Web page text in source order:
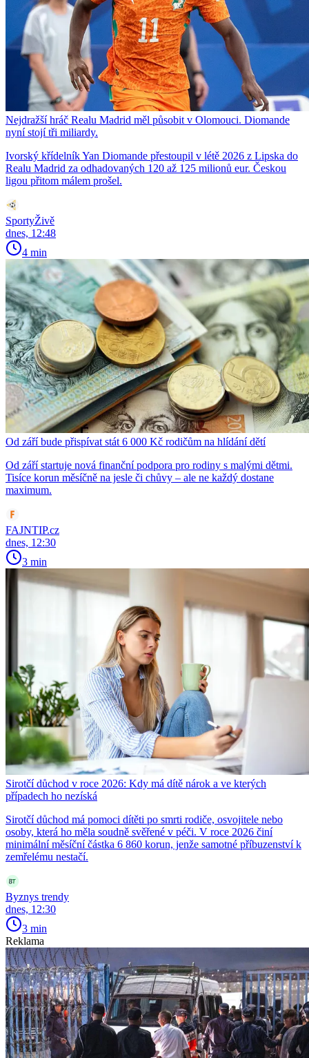
Nejdražší hráč Realu Madrid měl působit v Olomouci. Diomande
nyní stojí tři miliardy.
Ivorský křídelník Yan Diomande přestoupil v létě 2026 z Lipska do
Realu Madrid za odhadovaných 120 až 125 milionů eur. Českou
ligou přitom málem prošel.
SportyŽivě
dnes, 12:48
4 min
Od září bude přispívat stát 6 000 Kč rodičům na hlídání dětí
Od září startuje nová finanční podpora pro rodiny s malými dětmi.
Tisíce korun měsíčně na jesle či chůvy – ale ne každý dostane
maximum.
FAJNTIP.cz
dnes, 12:30
3 min
Sirotčí důchod v roce 2026: Kdy má dítě nárok a ve kterých
případech ho nezíská
Sirotčí důchod má pomoci dítěti po smrti rodiče, osvojitele nebo
osoby, která ho měla soudně svěřené v péči. V roce 2026 činí
minimální měsíční částka 6 860 korun, jenže samotné příbuzenství k
zemřelému nestačí.
Byznys trendy
dnes, 12:30
3 min
Reklama